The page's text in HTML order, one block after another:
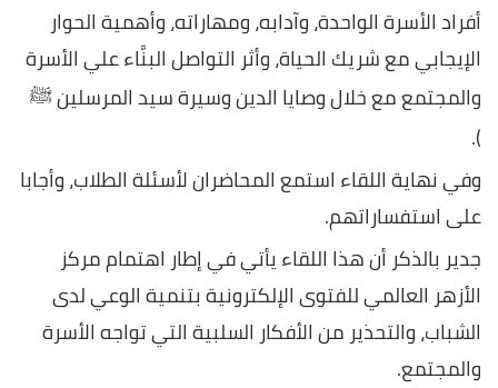
أفراد الأسرة الواحدة، وآدابه، ومهاراته، وأهمية الحوار
الإيجابي مع شريك الحياة، وأثر التواصل البنَّاء علي الأسرة
والمجتمع مع خلال وصايا الدين وسيرة سيد المرسلين ﷺ
).
وفي نهاية اللقاء استمع المحاضران لأسئلة الطلاب، وأجابا
على استفساراتهم.
جدير بالذكر أن هذا اللقاء يأتي في إطار اهتمام مركز
الأزهر العالمي للفتوى الإلكترونية بتنمية الوعي لدى
الشباب، والتحذير من الأفكار السلبية التي تواجه الأسرة
والمجتمع.